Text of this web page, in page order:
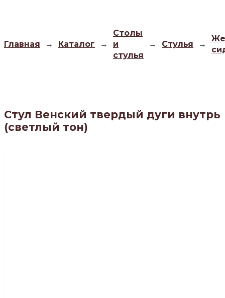
Главная → Каталог →
Столы
и
стулья
→ Стулья →
Стул Венский твердый дуги внутрь
(светлый тон)